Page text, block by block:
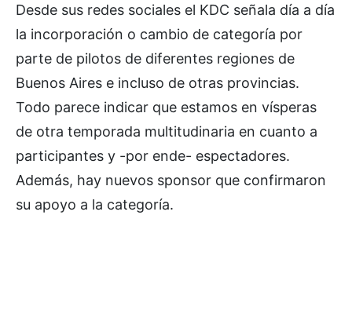
Desde sus redes sociales el KDC señala día a día
la incorporación o cambio de categoría por
parte de pilotos de diferentes regiones de
Buenos Aires e incluso de otras provincias.
Todo parece indicar que estamos en vísperas
de otra temporada multitudinaria en cuanto a
participantes y -por ende- espectadores.
Además, hay nuevos sponsor que confirmaron
su apoyo a la categoría.